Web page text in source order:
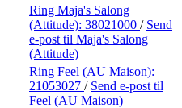
Ring Maja's Salong
(Attitude): 38021000 / Send
e-post til Maja's Salong
(Attitude)
Ring Feel (AU Maison):
21053027 / Send e-post til
Feel (AU Maison)